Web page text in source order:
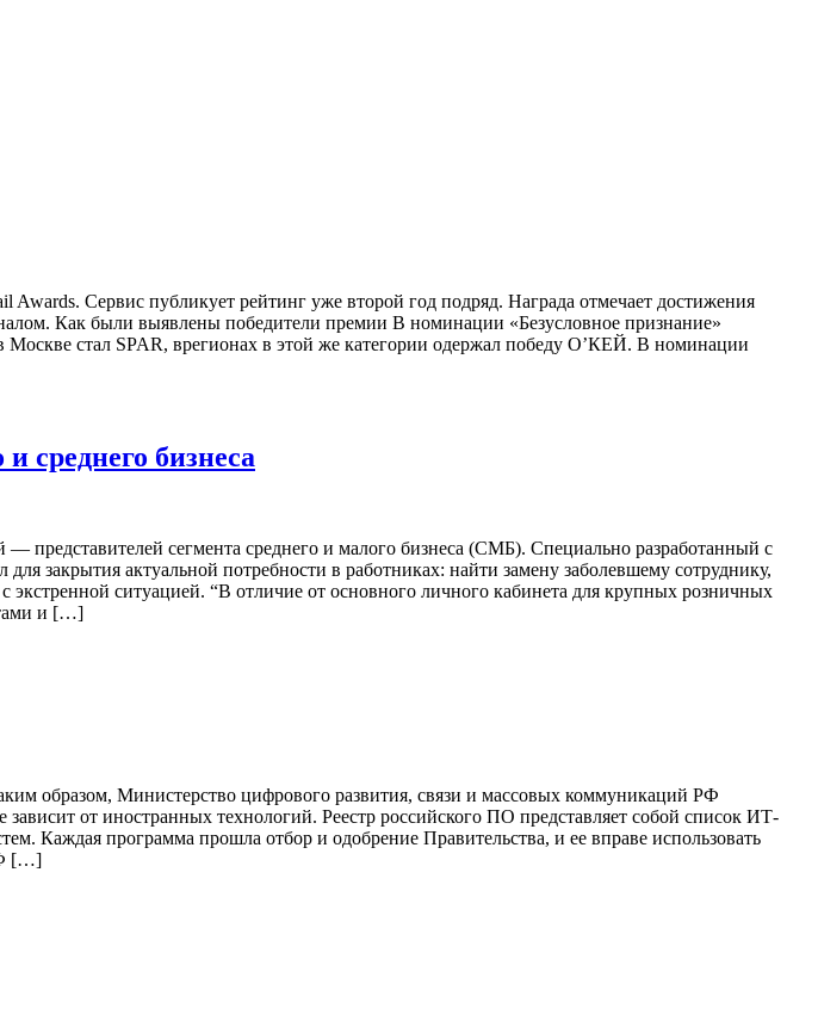
Сервис публикует рейтинг уже второй год подряд. Награда отмечает достижения
Как были выявлены победители премии В номинации «Безусловное признание»
стал SPAR, врегионах в этой же категории одержал победу О’КЕЙ. В номинации
среднего бизнеса
представителей сегмента среднего и малого бизнеса (СМБ). Специально разработанный с
закрытия актуальной потребности в работниках: найти замену заболевшему сотруднику,
ситуацией. “В отличие от основного личного кабинета для крупных розничных
и […]
образом, Министерство цифрового развития, связи и массовых коммуникаций РФ
от иностранных технологий. Реестр российского ПО представляет собой список ИТ-
Каждая программа прошла отбор и одобрение Правительства, и ее вправе использовать
[…]